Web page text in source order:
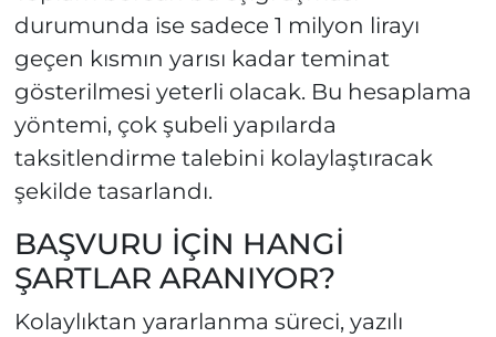
durumunda ise sadece 1 milyon lirayı
geçen kısmın yarısı kadar teminat
gösterilmesi yeterli olacak. Bu hesaplama
yöntemi, çok şubeli yapılarda
taksitlendirme talebini kolaylaştıracak
şekilde tasarlandı.
BAŞVURU İÇİN HANGİ
ŞARTLAR ARANIYOR?
Kolaylıktan yararlanma süreci, yazılı